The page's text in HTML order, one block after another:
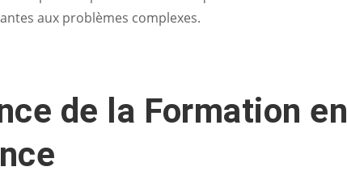
aux problèmes complexes.
de la Formation en